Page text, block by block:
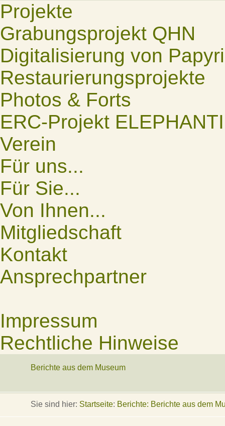
Projekte
Grabungsprojekt QHN
Digitalisierung von
Restaurierungsprojekte
Photos & Forts
ERC-Projekt
Verein
Für uns...
Für Sie...
Von Ihnen...
Mitgliedschaft
Kontakt
Ansprechpartner
Impressum
Rechtliche Hinweise
Berichte aus dem Museum
Sie sind hier: Startseite: Berichte: Berichte aus dem